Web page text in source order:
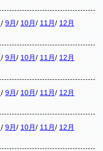
/ 9月 / 10月 / 11月 / 12月
/ 9月 / 10月 / 11月 / 12月
/ 9月 / 10月 / 11月 / 12月
/ 9月 / 10月 / 11月 / 12月